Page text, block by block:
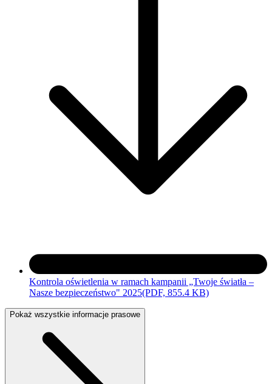
Kontrola oświetlenia w ramach kampanii „Twoje światła –
Nasze bezpieczeństwo" 2025(PDF, 855.4 KB)
Pokaż wszystkie informacje prasowe